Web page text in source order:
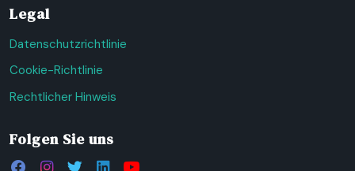
Legal
Datenschutzrichtlinie
Cookie-Richtlinie
Rechtlicher Hinweis
Folgen Sie uns